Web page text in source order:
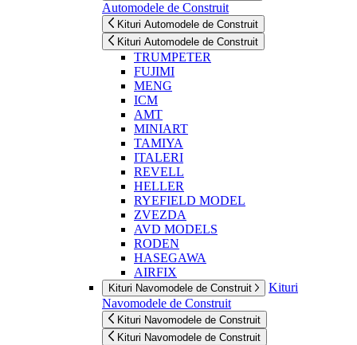
Automodele de Construit
Kituri Automodele de Construit
Kituri Automodele de Construit
TRUMPETER
FUJIMI
MENG
ICM
AMT
MINIART
TAMIYA
ITALERI
REVELL
HELLER
RYEFIELD MODEL
ZVEZDA
AVD MODELS
RODEN
HASEGAWA
AIRFIX
Kituri Navomodele de Construit
Kituri
Navomodele de Construit
Kituri Navomodele de Construit
Kituri Navomodele de Construit